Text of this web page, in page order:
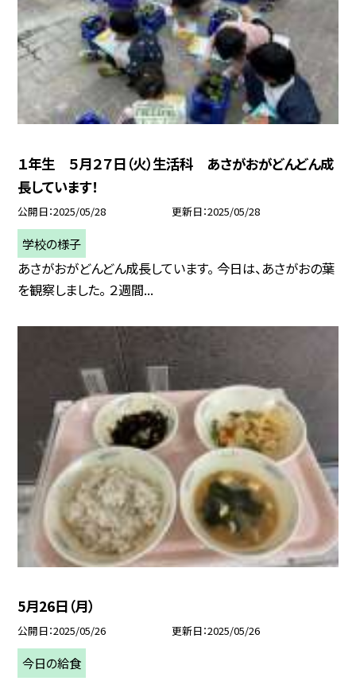
１年生 ５月２７日（火）生活科 あさがおがどんどん成
長しています！
公開日 2025/05/28 更新日 2025/05/28
学校の様子
あさがおがどんどん成長しています。 今日は、あさがおの葉
を観察しました。 ２週間...
5月26日（月）
公開日 2025/05/26 更新日 2025/05/26
今日の給食